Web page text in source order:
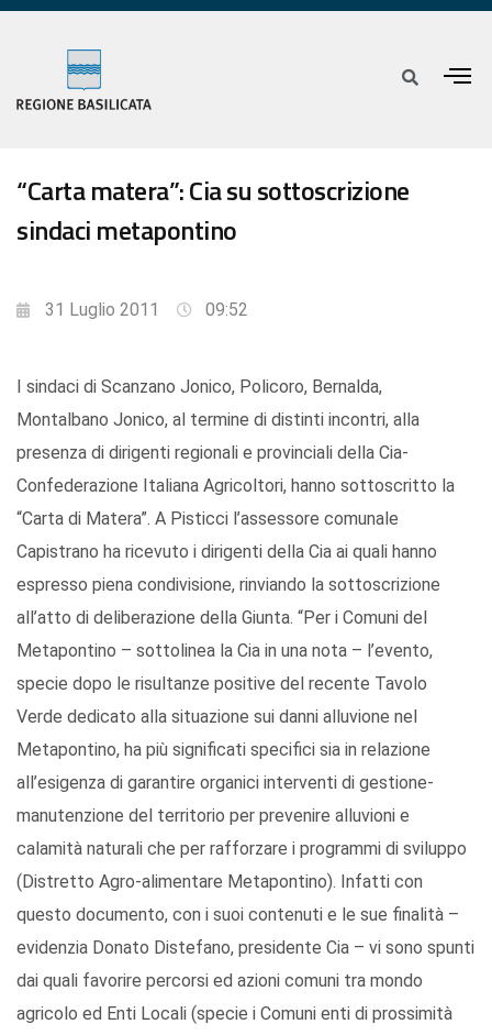
“Carta matera”: Cia su sottoscrizione
sindaci metapontino
31 Luglio 2011 09:52
I sindaci di Scanzano Jonico, Policoro, Bernalda,
Montalbano Jonico, al termine di distinti incontri, alla
presenza di dirigenti regionali e provinciali della Cia-
Confederazione Italiana Agricoltori, hanno sottoscritto la
“Carta di Matera”. A Pisticci l’assessore comunale
Capistrano ha ricevuto i dirigenti della Cia ai quali hanno
espresso piena condivisione, rinviando la sottoscrizione
all’atto di deliberazione della Giunta. “Per i Comuni del
Metapontino – sottolinea la Cia in una nota – l’evento,
specie dopo le risultanze positive del recente Tavolo
Verde dedicato alla situazione sui danni alluvione nel
Metapontino, ha più significati specifici sia in relazione
all’esigenza di garantire organici interventi di gestione-
manutenzione del territorio per prevenire alluvioni e
calamità naturali che per rafforzare i programmi di sviluppo
(Distretto Agro-alimentare Metapontino). Infatti con
questo documento, con i suoi contenuti e le sue finalità –
evidenzia Donato Distefano, presidente Cia – vi sono spunti
dai quali favorire percorsi ed azioni comuni tra mondo
agricolo ed Enti Locali (specie i Comuni enti di prossimità